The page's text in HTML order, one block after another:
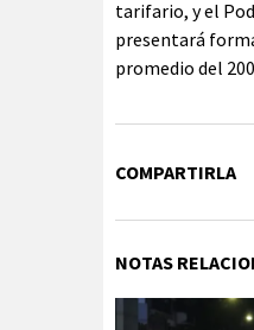
tarifario, y el
presentará
promedio del
COMPARTIRLA
NOTAS